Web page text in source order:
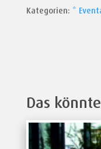
Kategorien: *
Das